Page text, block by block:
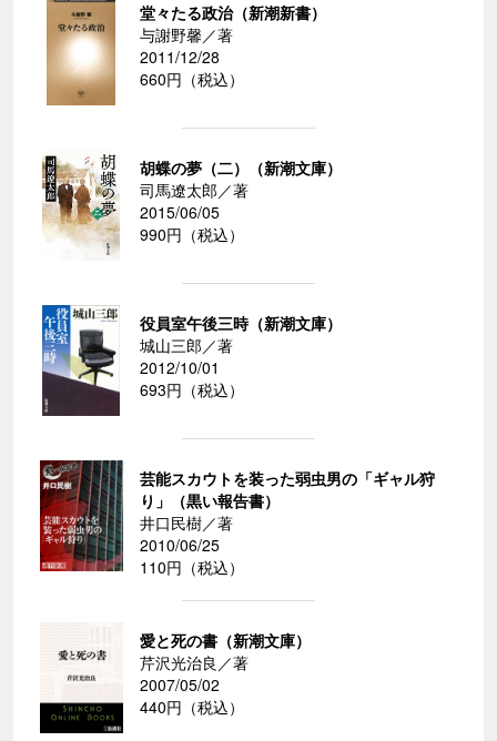
堂々たる政治（新潮新書）
与謝野馨／著
2011/12/28
660円（税込）
胡蝶の夢（二）（新潮文庫）
司馬遼太郎／著
2015/06/05
990円（税込）
役員室午後三時（新潮文庫）
城山三郎／著
2012/10/01
693円（税込）
芸能スカウトを装った弱虫男の「ギャル狩
り」（黒い報告書）
井口民樹／著
2010/06/25
110円（税込）
愛と死の書（新潮文庫）
芹沢光治良／著
2007/05/02
440円（税込）